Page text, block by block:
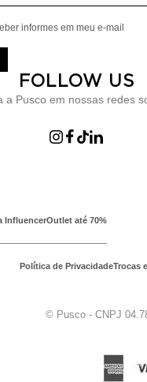
informes em meu e-mail
FOLLOW US
a Pusco em nossas redes
InfluencerOutlet até 70%
Política de PrivacidadeTrocas
© Pusco - CNPJ